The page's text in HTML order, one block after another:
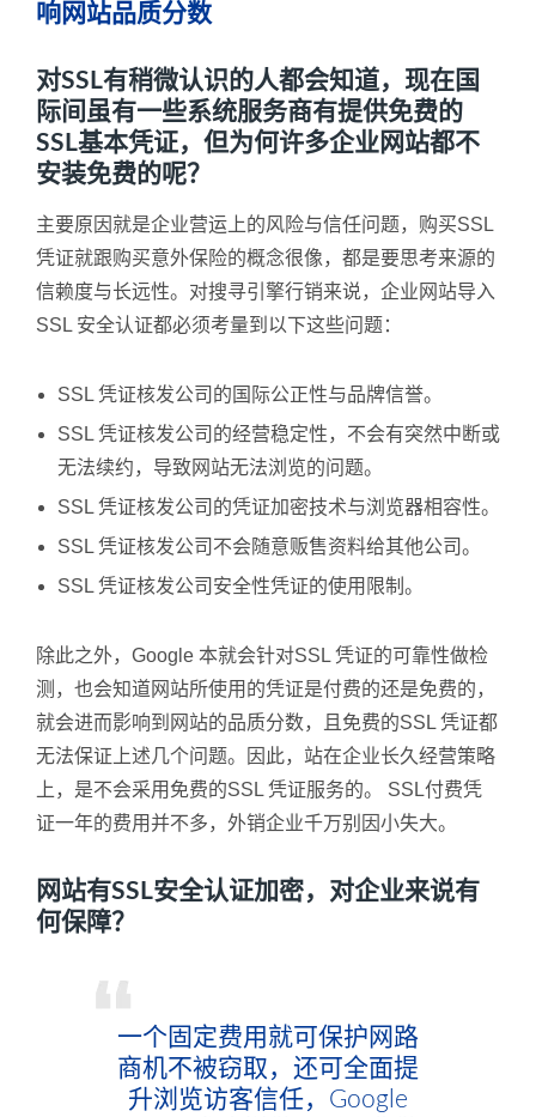
响网站品质分数
对SSL有稍微认识的人都会知道，现在国
际间虽有一些系统服务商有提供免费的
SSL基本凭证，但为何许多企业网站都不
安装免费的呢？
主要原因就是企业营运上的风险与信任问题，购买SSL
凭证就跟购买意外保险的概念很像，都是要思考来源的
信赖度与长远性。对搜寻引擎行销来说，企业网站导入
SSL 安全认证都必须考量到以下这些问题：
SSL 凭证核发公司的国际公正性与品牌信誉。
SSL 凭证核发公司的经营稳定性，不会有突然中断或
无法续约，导致网站无法浏览的问题。
SSL 凭证核发公司的凭证加密技术与浏览器相容性。
SSL 凭证核发公司不会随意贩售资料给其他公司。
SSL 凭证核发公司安全性凭证的使用限制。
除此之外，Google 本就会针对SSL 凭证的可靠性做检
测，也会知道网站所使用的凭证是付费的还是免费的，
就会进而影响到网站的品质分数，且免费的SSL 凭证都
无法保证上述几个问题。因此，站在企业长久经营策略
上，是不会采用免费的SSL 凭证服务的。 SSL付费凭
证一年的费用并不多，外销企业千万别因小失大。
网站有SSL安全认证加密，对企业来说有
何保障？
一个固定费用就可保护网路
商机不被窃取，还可全面提
升浏览访客信任，Google